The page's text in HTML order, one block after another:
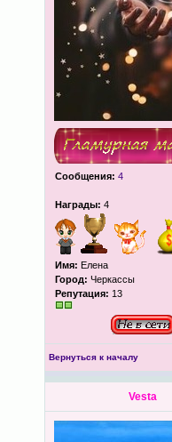
Сообщения: 4
Награды: 4
Имя: Елена
Город: Черкассы
Репутация: 13
Вернуться к началу
Vesta